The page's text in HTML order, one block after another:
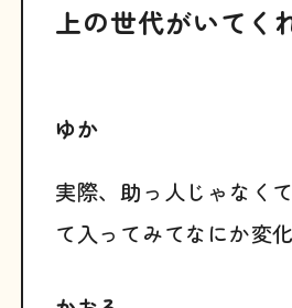
上の世代がいてく
ゆか
実際、助っ人じゃなく
て入ってみてなにか変